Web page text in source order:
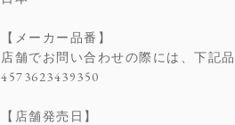
【メーカー品番】
店舗でお問い合わせの際には、下記
4573623439350
【店舗発売日】